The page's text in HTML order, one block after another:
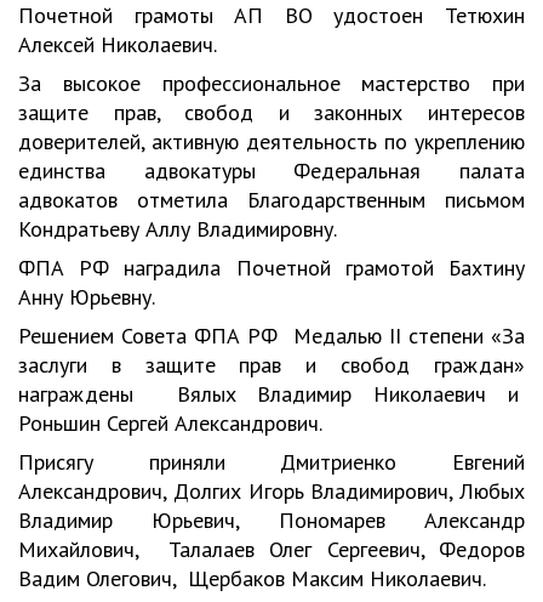
Почетной грамоты АП ВО удостоен Тетюхин
Алексей Николаевич.
За высокое профессиональное мастерство при
защите прав, свобод и законных интересов
доверителей, активную деятельность по укреплению
единства адвокатуры Федеральная палата
адвокатов отметила Благодарственным письмом
Кондратьеву Аллу Владимировну.
ФПА РФ наградила Почетной грамотой Бахтину
Анну Юрьевну.
Решением Совета ФПА РФ Медалью II степени «За
заслуги в защите прав и свобод граждан»
награждены Вялых Владимир Николаевич и
Роньшин Сергей Александрович.
Присягу приняли Дмитриенко Евгений
Александрович, Долгих Игорь Владимирович, Любых
Владимир Юрьевич, Пономарев Александр
Михайлович, Талалаев Олег Сергеевич, Федоров
Вадим Олегович, Щербаков Максим Николаевич.